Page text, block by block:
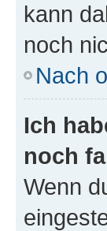
kann
noch
Nach
Ich
noch
Wenn